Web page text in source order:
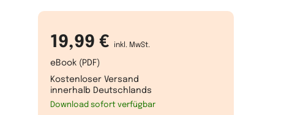
19,99 € inkl. MwSt.
eBook (PDF)
Kostenloser Versand
innerhalb Deutschlands
Download sofort verfügbar